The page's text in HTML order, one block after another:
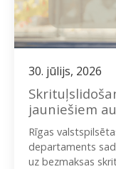
30. jūlijs, 2026
jauniešiem
Rīgas
departaments
uz bezmaksas